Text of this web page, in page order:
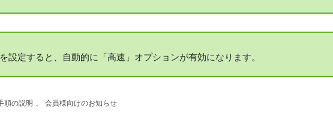
設定すると、自動的に「高速」オプションが有効になります。
順の説明 、 会員様向けのお知らせ